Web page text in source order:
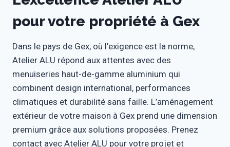
pour votre propriété à Gex
Dans le pays de Gex, où l’exigence est la norme,
Atelier ALU répond aux attentes avec des
menuiseries haut-de-gamme aluminium qui
combinent design international, performances
climatiques et durabilité sans faille. L’aménagement
extérieur de votre maison à Gex prend une dimension
premium grâce aux solutions proposées. Prenez
contact avec Atelier ALU pour votre projet et